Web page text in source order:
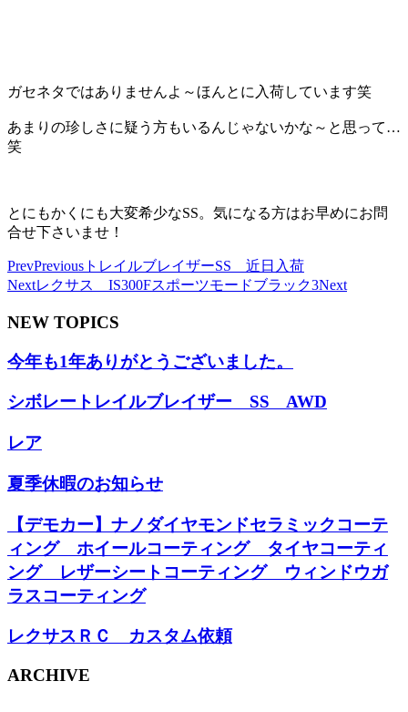
ガセネタではありませんよ～ほんとに入荷しています笑
あまりの珍しさに疑う方もいるんじゃないかな～と思って…
笑
とにもかくにも大変希少なSS。気になる方はお早めにお問
合せ下さいませ！
PrevPrevious トレイルブレイザーSS 近日入荷
Nextレクサス IS300Fスポーツモードブラック3Next
NEW TOPICS
今年も1年ありがとうございました。
シボレートレイルブレイザー SS AWD
レア
夏季休暇のお知らせ
【デモカー】ナノダイヤモンドセラミックコーテ
ィング ホイールコーティング タイヤコーティ
ング レザーシートコーティング ウィンドウガ
ラスコーティング
レクサスＲＣ カスタム依頼
ARCHIVE